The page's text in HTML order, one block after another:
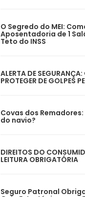
O Segredo do MEI:
Aposentadoria de 1
Teto do INSS
ALERTA DE
PROTEGER DE GOLPES
Covas dos
do navio?
DIREITOS DO
LEITURA OBRIGATÓRIA
Seguro Patronal